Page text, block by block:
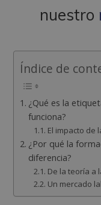
nuestro
Índice de
¿Qué es la
funciona?
El impacto de
¿Por qué la
diferencia?
De la teoría a
Un mercado